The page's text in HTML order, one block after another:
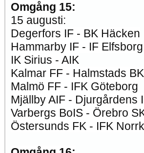
Omgång 15:
15 augusti:
Degerfors IF - BK Häcken
Hammarby IF - IF Elfsborg
IK Sirius - AIK
Kalmar FF - Halmstads BK
Malmö FF - IFK Göteborg
Mjällby AIF - Djurgårdens
Varbergs BoIS - Örebro
Östersunds FK - IFK